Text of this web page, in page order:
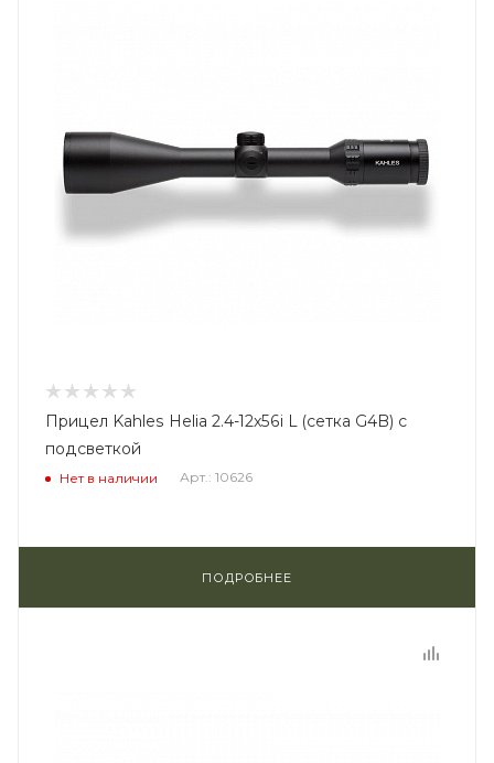
Прицел Kahles Helia 2.4-12x56i L (сетка G4B) с
подсветкой
Нет в наличии Арт.: 10626
ПОДРОБНЕЕ